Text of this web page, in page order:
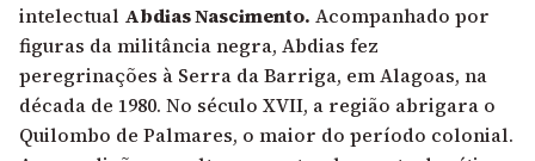
intelectual Abdias Nascimento. Acompanhado por
figuras da militância negra, Abdias fez
peregrinações à Serra da Barriga, em Alagoas, na
década de 1980. No século XVII, a região abrigara o
Quilombo de Palmares, o maior do período colonial.